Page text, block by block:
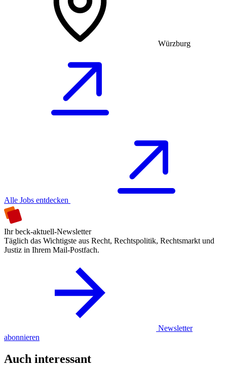
Würzburg
Alle Jobs entdecken
Ihr beck-aktuell-Newsletter
Täglich das Wichtigste aus Recht, Rechtspolitik, Rechtsmarkt und
Justiz in Ihrem Mail-Postfach.
Newsletter
abonnieren
Auch interessant